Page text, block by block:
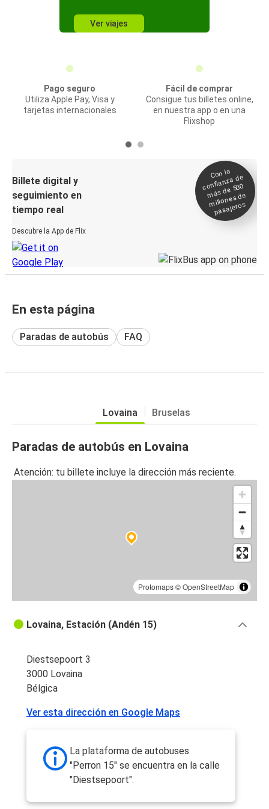
Ver viajes
Pago seguro
Utiliza Apple Pay, Visa y
tarjetas internacionales
Fácil de comprar
Consigue tus billetes online,
en nuestra app o en una
Flixshop
Billete digital y
seguimiento en
tiempo real
Descubre la App de Flix
Con la
confianza de
más de 500
millones de
pasajeros
En esta página
Paradas de autobús FAQ
Lovaina Bruselas
Paradas de autobús en Lovaina
Atención: tu billete incluye la dirección más reciente.
Protomaps©OpenStreetMap
Lovaina, Estación (Andén 15)
Diestsepoort 3
3000 Lovaina
Bélgica
Ver esta dirección en Google Maps
La plataforma de autobuses
"Perron 15" se encuentra en la calle
"Diestsepoort".